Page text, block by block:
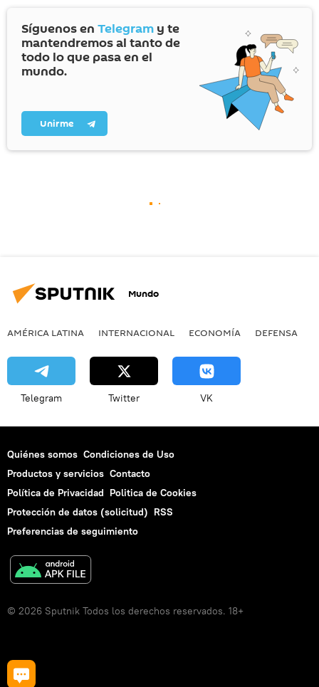
Síguenos en Telegram y te
mantendremos al tanto de
todo lo que pasa en el
mundo.
Unirme
Mundo
AMÉRICA LATINA INTERNACIONAL ECONOMÍA DEFENSA
Telegram Twitter VK
Quiénes somos Condiciones de Uso
Productos y servicios Contacto
Política de Privacidad Politica de Cookies
Protección de datos (solicitud) RSS
Preferencias de seguimiento
© 2026 Sputnik Todos los derechos reservados. 18+